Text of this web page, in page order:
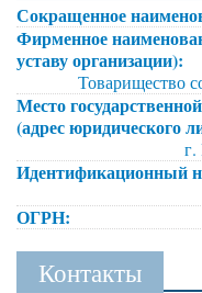
Сокращенное
Фирменное
уставу организации):
Товарищество
Место
(адрес юридического
г.
Идентификационный
ОГРН:
Контакты